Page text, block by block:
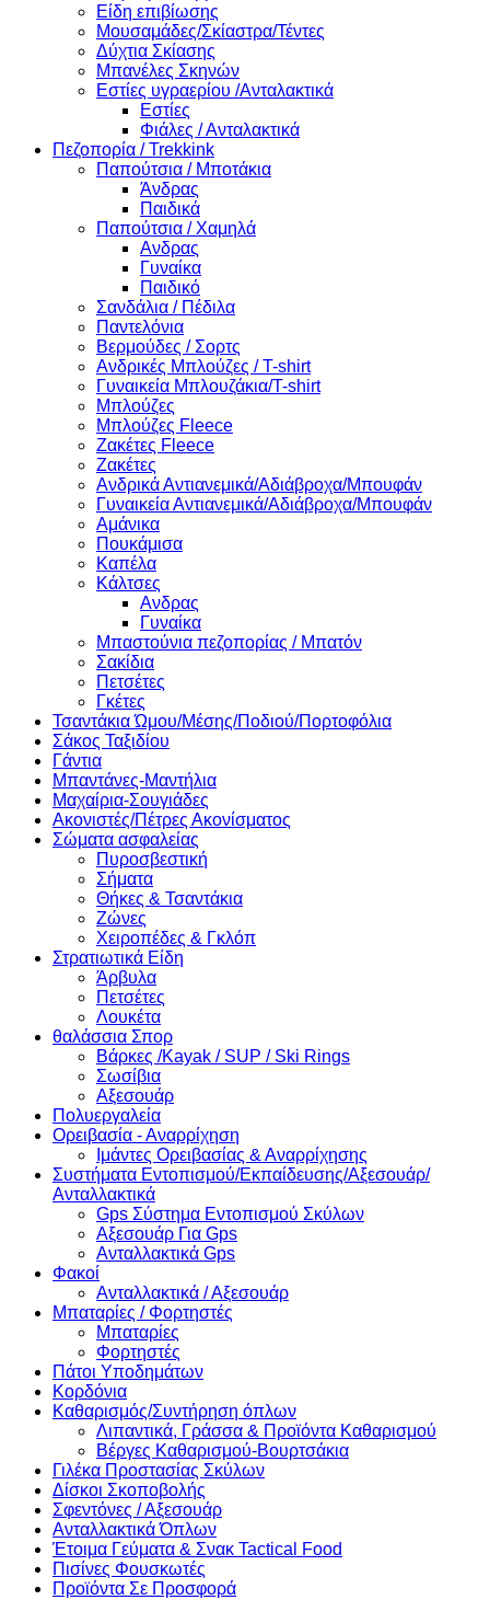
Είδη επιβίωσης
Μουσαμάδες/Σκίαστρα/Τέντες
Δύχτια Σκίασης
Μπανέλες Σκηνών
Εστίες υγραερίου /Ανταλακτικά
Εστίες
Φιάλες / Ανταλακτικά
Πεζοπορία / Trekkink
Παπούτσια / Μποτάκια
Άνδρας
Παιδικά
Παπούτσια / Χαμηλά
Ανδρας
Γυναίκα
Παιδικό
Σανδάλια / Πέδιλα
Παντελόνια
Βερμούδες / Σορτς
Ανδρικές Μπλούζες / T-shirt
Γυναικεία Μπλουζάκια/T-shirt
Μπλούζες
Μπλούζες Fleece
Ζακέτες Fleece
Ζακέτες
Ανδρικά Αντιανεμικά/Αδιάβροχα/Μπουφάν
Γυναικεία Αντιανεμικά/Αδιάβροχα/Μπουφάν
Αμάνικα
Πουκάμισα
Καπέλα
Κάλτσες
Ανδρας
Γυναίκα
Μπαστούνια πεζοπορίας / Μπατόν
Σακίδια
Πετσέτες
Γκέτες
Τσαντάκια Ώμου/Μέσης/Ποδιού/Πορτοφόλια
Σάκος Ταξιδίου
Γάντια
Μπαντάνες-Μαντήλια
Μαχαίρια-Σουγιάδες
Ακονιστές/Πέτρες Ακονίσματος
Σώματα ασφαλείας
Πυροσβεστική
Σήματα
Θήκες & Τσαντάκια
Ζώνες
Χειροπέδες & Γκλόπ
Στρατιωτικά Είδη
Άρβυλα
Πετσέτες
Λουκέτα
θαλάσσια Σπορ
Βάρκες /Kayak / SUP / Ski Rings
Σωσίβια
Αξεσουάρ
Πολυεργαλεία
Ορειβασία - Αναρρίχηση
Ιμάντες Ορειβασίας & Αναρρίχησης
Συστήματα Εντοπισμού/Εκπαίδευσης/Αξεσουάρ/
Ανταλλακτικά
Gps Σύστημα Εντοπισμού Σκύλων
Αξεσουάρ Για Gps
Ανταλλακτικά Gps
Φακοί
Ανταλλακτικά / Αξεσουάρ
Μπαταρίες / Φορτηστές
Μπαταρίες
Φορτηστές
Πάτοι Υποδημάτων
Κορδόνια
Καθαρισμός/Συντήρηση όπλων
Λιπαντικά, Γράσσα & Προϊόντα Καθαρισμού
Βέργες Καθαρισμού-Βουρτσάκια
Γιλέκα Προστασίας Σκύλων
Δίσκοι Σκοποβολής
Σφεντόνες / Αξεσουάρ
Ανταλλακτικά Όπλων
Έτοιμα Γεύματα & Σνακ Tactical Food
Πισίνες Φουσκωτές
Προϊόντα Σε Προσφορά